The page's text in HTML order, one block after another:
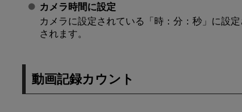
カメラ時間に設定
カメラに設定されている「時：分：秒」に設
されます。
動画記録カウント